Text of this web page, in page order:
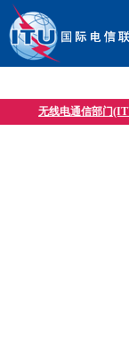
无线电通信部门